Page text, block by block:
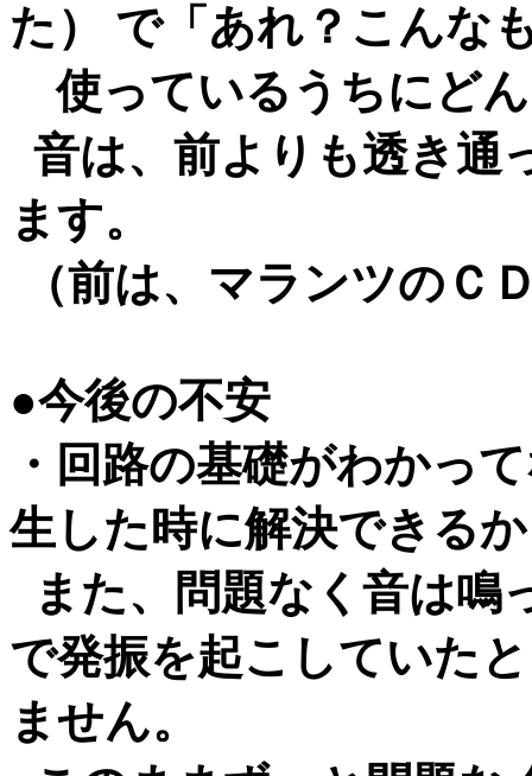
た） で「あれ？こんな
使っているうちにど
音は、前よりも透き通
ます。
（前は、マランツのＣ
●今後の不安
・回路の基礎がわかっ
生した時に解決できる
また、問題なく音は鳴
で発振を起こしていた
ません。